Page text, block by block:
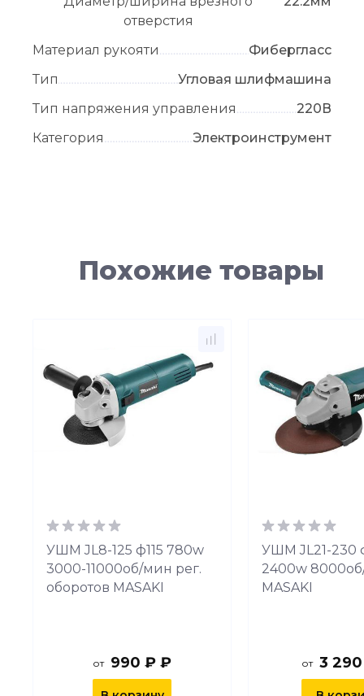
отверстия
Материал рукояти
Фибергласс
Тип
Угловая шлифмашина
Тип напряжения управления
220В
Категория
Электроинструмент
Похожие товары
УШМ JL8-125 ф115 780w
3000-11000об/мин рег.
оборотов MASAKI
от 990 ₽ ₽
УШМ JL21-230
2400w
MASAKI
от 3